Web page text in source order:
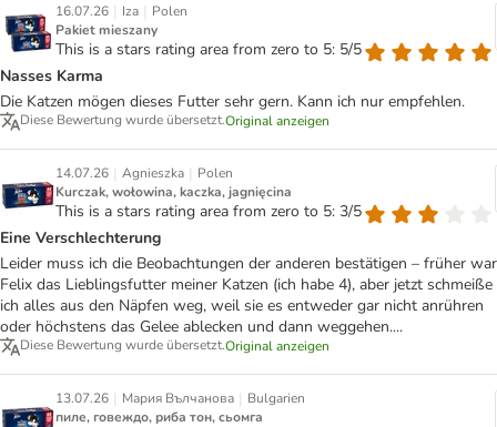
16.07.26 | Iza | Polen
Pakiet mieszany
This is a stars rating area from zero to 5: 5/5
Nasses Karma
Die Katzen mögen dieses Futter sehr gern. Kann ich nur empfehlen.
Diese Bewertung wurde übersetzt.Original anzeigen
14.07.26 | Agnieszka | Polen
Kurczak, wołowina, kaczka, jagnięcina
This is a stars rating area from zero to 5: 3/5
Eine Verschlechterung
Leider muss ich die Beobachtungen der anderen bestätigen – früher war
Felix das Lieblingsfutter meiner Katzen (ich habe 4), aber jetzt schmeiße
ich alles aus den Näpfen weg, weil sie es entweder gar nicht anrühren
oder höchstens das Gelee ablecken und dann weggehen....
Diese Bewertung wurde übersetzt.Original anzeigen
13.07.26 | Мария Вълчанова | Bulgarien
пиле, говеждо, риба тон, сьомга